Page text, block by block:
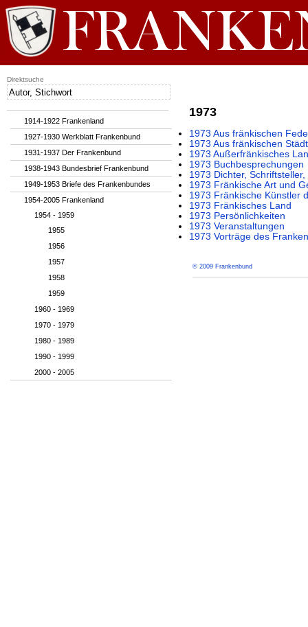
1973
1973 Aus fränkischen
1973 Aus fränkischen
1973 Außerfränkisches
1973 Buchbesprechungen
1973 Dichter,
1973 Fränkische Art und
1973 Fränkische Künstler
1973 Fränkisches Land
1973 Persönlichkeiten
1973 Veranstaltungen
1973 Vorträge des
© 2009 Frankenbund
1914-1922 Frankenland
1927-1930 Werkblatt Frankenbund
1931-1937 Der Frankenbund
1938-1943 Bundesbrief Frankenbund
1949-1953 Briefe des Frankenbundes
1954-2005 Frankenland
1954 - 1959
1955
1956
1957
1958
1959
1960 - 1969
1970 - 1979
1980 - 1989
1990 - 1999
2000 - 2005
Direktsuche